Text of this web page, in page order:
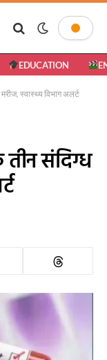
EDUCATION
स्वास्थ्य विभाग अलर्ट
संदिग्ध